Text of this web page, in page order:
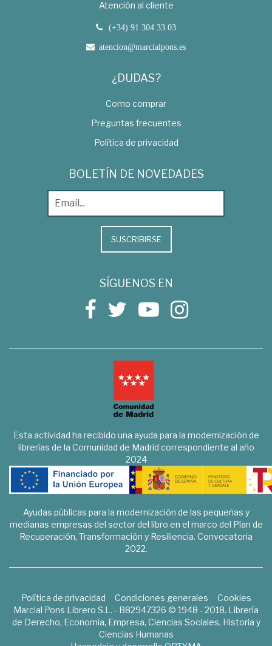
Atención al cliente
(+34) 91 304 33 03
atencion@marcialpons.es
¿DUDAS?
Como comprar
Preguntas frecuentes
Política de privacidad
BOLETÍN DE NOVEDADES
SUSCRIBIRSE
SÍGUENOS EN
Esta actividad ha recibido una ayuda para la modernización de
librerías de la Comunidad de Madrid correspondiente al año
2024
Ayudas públicas para la modernización de las pequeñas y
medianas empresas del sector del libro en el marco del Plan de
Recuperación, Transformación y Resiliencia. Convocatoria
2022.
Política de privacidad Condiciones generales
Cookies
Marcial Pons Librero S.L. - B82947326 © 1948 - 2018. Librería
de Derecho, Economía, Empresa, Ciencias Sociales, Historia y
Ciencias Humanas